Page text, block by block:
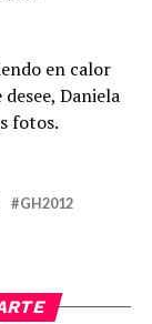
en calor
Daniela
fotos.
GH2012